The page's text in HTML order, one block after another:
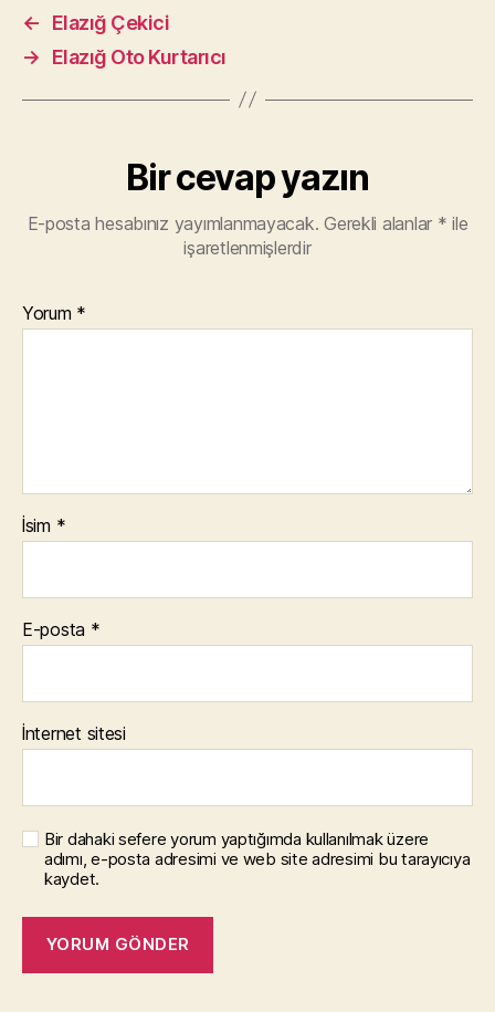
←
Elazığ Çekici
→
Elazığ Oto Kurtarıcı
Bir cevap yazın
E-posta hesabınız yayımlanmayacak. Gerekli alanlar * ile
işaretlenmişlerdir
Yorum *
İsim *
E-posta *
İnternet sitesi
Bir dahaki sefere yorum yaptığımda kullanılmak üzere
adımı, e-posta adresimi ve web site adresimi bu tarayıcıya
kaydet.